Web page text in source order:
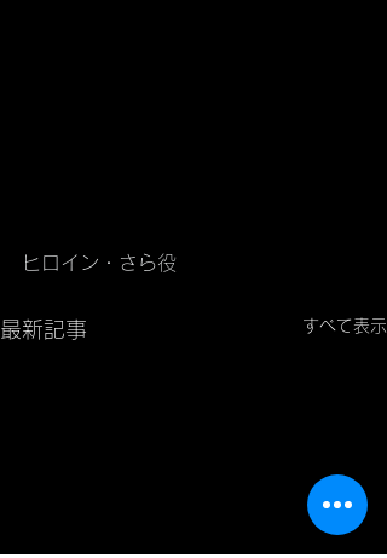
ヒロイン・さら役
最新記事 すべて表示